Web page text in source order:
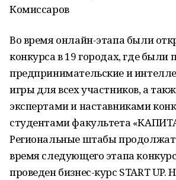
Комиссаров
Во время онлайн-этапа были
конкурса в 19 городах, где были
предпринимательские и
игры для всех участников, а
экспертами и наставниками
студентами факультета
Региональные штабы продолжат
время следующего этапа
проведен бизнес-курс START UP.